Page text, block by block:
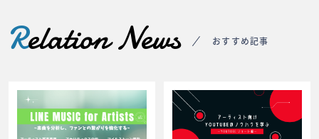
Relation News おすすめ記事